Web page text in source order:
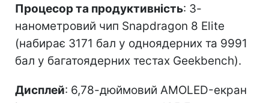
Процесор та продуктивність: 3-
нанометровий чип Snapdragon 8 Elite
(набирає 3171 бал у одноядерних та 9991
бал у багатоядерних тестах Geekbench).
Дисплей: 6,78-дюймовий AMOLED-екран